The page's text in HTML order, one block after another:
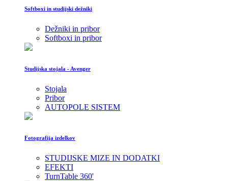
Softboxi in studijski dežniki
Dežniki in pribor
Softboxi in pribor
Studijska stojala - Avenger
Stojala
Pribor
AUTOPOLE SISTEM
Fotografija izdelkov
STUDIJSKE MIZE IN DODATKI
EFEKTI
TurnTable 360'